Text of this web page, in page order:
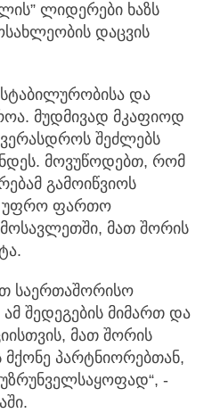
ლიდერები ხაზს
დაცვის
და
მუდმივად მკაფიოდ
შეძლებს
მოვუწოდებთ, რომ
გამოიწვიოს
უფრო ფართო
მათ შორის
საერთაშორისო
შედეგების მიმართ და
მათ შორის
მქონე პარტნიორებთან,
-